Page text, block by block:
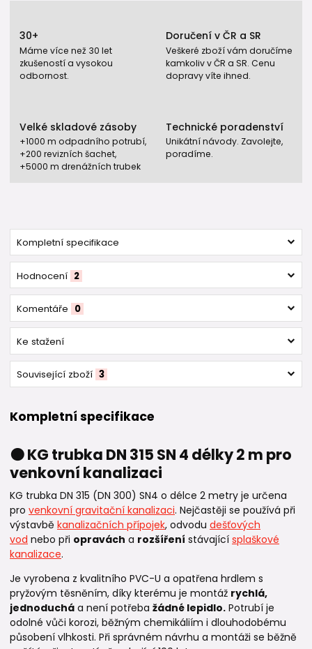
30+
Máme více než 30 let
zkušeností a vysokou
odbornost.
Doručení v ČR a SR
Veškeré zboží vám doručíme
kamkoliv v ČR a SR. Cenu
dopravy víte ihned.
Velké skladové zásoby
+1000 m odpadního potrubí,
+200 revizních šachet,
+5000 m drenážních trubek
Technické poradenství
Unikátní návody. Zavolejte,
poradíme.
Kompletní specifikace
Hodnocení 2
Komentáře 0
Ke stažení
Související zboží 3
Kompletní specifikace
🟠 KG trubka DN 315 SN 4 délky 2 m pro
venkovní kanalizaci
KG trubka DN 315 (DN 300) SN4 o délce 2 metry je určena
pro venkovní gravitační kanalizaci. Nejčastěji se používá při
výstavbě kanalizačních přípojek, odvodu dešťových
vod nebo při opravách a rozšíření stávající splaškové
kanalizace.
Je vyrobena z kvalitního PVC-U a opatřena hrdlem s
pryžovým těsněním, díky kterému je montáž rychlá,
jednoduchá a není potřeba žádné lepidlo. Potrubí je
odolné vůči korozi, běžným chemikáliím i dlouhodobému
působení vlhkosti. Při správném návrhu a montáži se běžně